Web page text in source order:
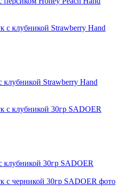
Strawberry Hand
30гр SADOER